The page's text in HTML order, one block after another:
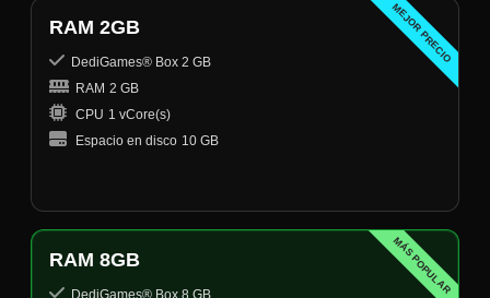
MEJOR PRECIO
RAM 2GB
DediGames® Box 2 GB
RAM 2 GB
CPU 1 vCore(s)
Espacio en disco 10 GB
MÁS POPULAR
RAM 8GB
DediGames® Box 8 GB